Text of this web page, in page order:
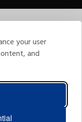
your user
and